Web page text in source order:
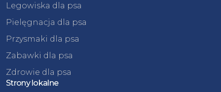
Legowiska dla psa
Pielęgnacja dla psa
Przysmaki dla psa
Zabawki dla psa
Zdrowie dla psa
Strony lokalne